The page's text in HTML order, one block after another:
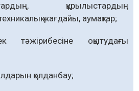
құрылыстардың
жағдайы, аумақтар;
тәжірибесіне оқытудағы
қолданбау;